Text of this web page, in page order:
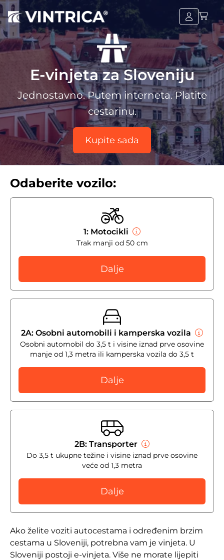
E-vinjeta za Sloveniju
Jednostavno. Putem interneta. Platite
cestarinu.
Kupite sada
Ako želite voziti autocestama i određenim brzim
cestama u Sloveniji, potrebna vam je vinjeta. U
Sloveniji postoji e-vinjeta. Više ne morate lijepiti
Odaberite vozilo:
1: Motocikli
Trak manji od 50 cm
Dalje
2A: Osobni automobili i kamperska vozila
Osobni automobil do 3,5 t i visine iznad prve osovine
manje od 1,3 metra ili kamperska vozila do 3,5 t
Dalje
2B: Transporter
Do 3,5 t ukupne težine i visine iznad prve osovine
veće od 1,3 metra
Dalje